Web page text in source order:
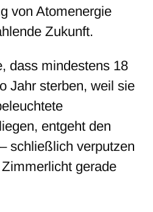
von Atomenergie
Zukunft.
dass mindestens 18
Jahr sterben, weil sie
entgeht den
schließlich verputzen
gerade